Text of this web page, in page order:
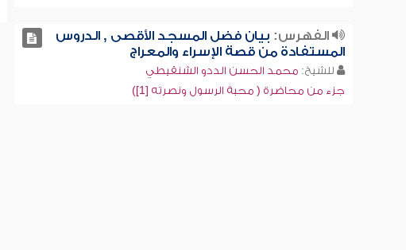
الفهرس: بيان فضل المسجد الأقصى , الدروس
المستفادة من قصة الإسراء والمعراج
للشيخ: محمد الحسن الددو الشنقيطي
جزء من محاضرة ( محبة الرسول ونصرته [1])